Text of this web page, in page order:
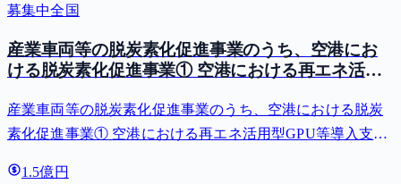
募集中全国
産業車両等の脱炭素化促進事業のうち、空港にお
ける脱炭素化促進事業① 空港における再エネ活用
費等補助金）
産業車両等の脱炭素化促進事業のうち、空港における脱炭
素化促進事業① 空港における再エネ活用型GPU等導入支援
1.5億円